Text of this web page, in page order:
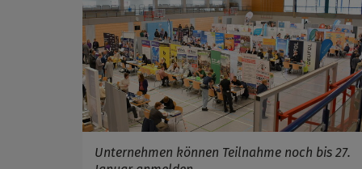
Unternehmen können Teilnahme noch bis 27.